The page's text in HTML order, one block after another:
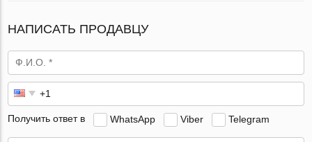
НАПИСАТЬ ПРОДАВЦУ
Получить ответ в WhatsApp Viber Telegram